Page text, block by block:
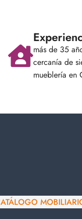
más de 35
cercanía de
mueblería en